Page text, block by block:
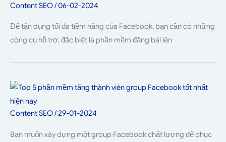
Content SEO/06-02-2024
Để tận dụng tối đa tiềm năng của Facebook, bạn cần có những
công cụ hỗ trợ, đặc biệt là phần mềm đăng bài lên
Content SEO/29-01-2024
Bạn muốn xây dựng một group Facebook chất lượng để phục